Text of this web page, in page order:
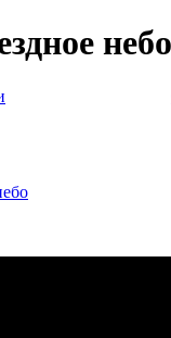
small/87202.jpg
5 1 299
небо